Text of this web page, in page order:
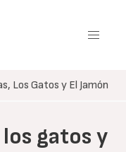
Los Gatos y El Jamón
los gatos y